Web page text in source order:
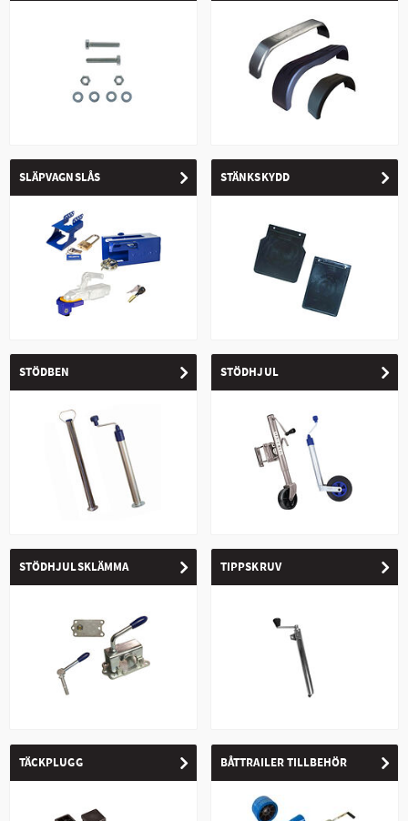
SLÄPVAGNSLÅS STÄNKSKYDD
STÖDBEN STÖDHJUL
STÖDHJULSKLÄMMA TIPPSKRUV
TÄCKPLUGG BÅTTRAILER TILLBEHÖR